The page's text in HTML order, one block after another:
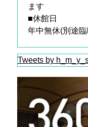
ます
■休館日
年中無休(別途
Tweets by